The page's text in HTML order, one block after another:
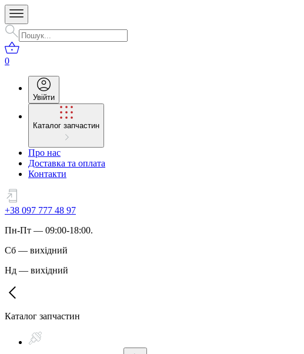
0
Увійти
Каталог запчастин
Про нас
Доставка та оплата
Контакти
+38 097 777 48 97
Пн-Пт — 09:00-18:00.
Сб — вихідний
Нд — вихідний
Каталог запчастин